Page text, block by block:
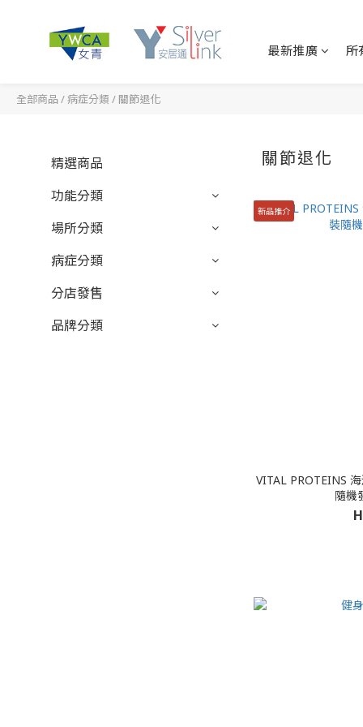
最新推廣 所
全部商品 /病症分類 / 關節退化
精選商品
功能分類
場所分類
病症分類
分店發售
品牌分類
關節退化
新品推介
VITAL PROTEINS 海洋
隨機